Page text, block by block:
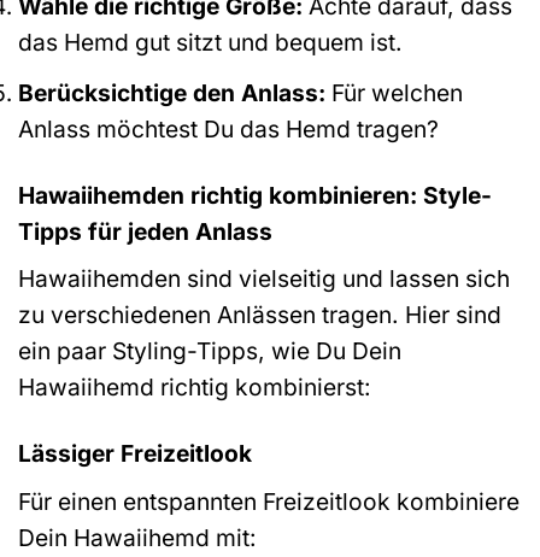
Wähle die richtige Größe: Achte darauf, dass
das Hemd gut sitzt und bequem ist.
Berücksichtige den Anlass: Für welchen
Anlass möchtest Du das Hemd tragen?
Hawaiihemden richtig kombinieren: Style-
Tipps für jeden Anlass
Hawaiihemden sind vielseitig und lassen sich
zu verschiedenen Anlässen tragen. Hier sind
ein paar Styling-Tipps, wie Du Dein
Hawaiihemd richtig kombinierst:
Lässiger Freizeitlook
Für einen entspannten Freizeitlook kombiniere
Dein Hawaiihemd mit: